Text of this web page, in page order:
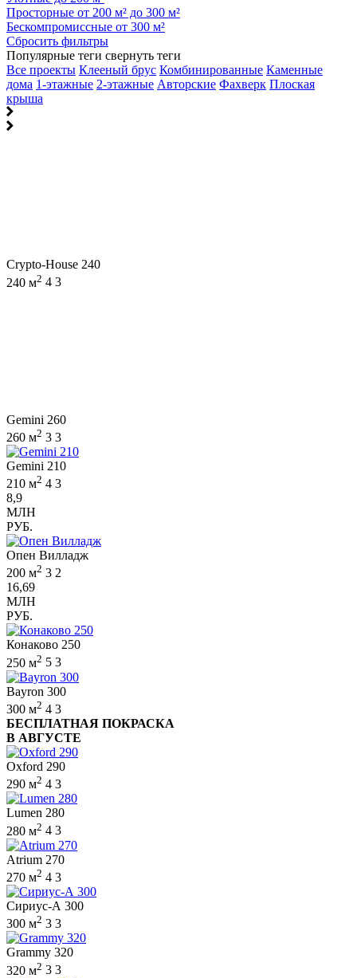
Просторные от 200 м² до 300 м²
Бескомпромиссные от 300 м²
Сбросить фильтры
Популярные теги свернуть теги
Все проекты Клееный брус Комбинированные Каменные
дома 1-этажные 2-этажные Авторские Фахверк Плоская
крыша
Crypto-House 240
240 м2 4 3
Gemini 260
260 м2 3 3
Gemini 210
210 м2 4 3
8,9
МЛН
РУБ.
Опен Вилладж
200 м2 3 2
16,69
МЛН
РУБ.
Конаково 250
250 м2 5 3
Bayron 300
300 м2 4 3
БЕСПЛАТНАЯ ПОКРАСКА
В АВГУСТЕ
Oxford 290
290 м2 4 3
Lumen 280
280 м2 4 3
Atrium 270
270 м2 4 3
Сириус-А 300
300 м2 3 3
Grammy 320
320 м2 3 3